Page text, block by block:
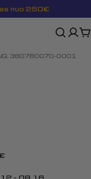
nuo 250€
380780070-0001